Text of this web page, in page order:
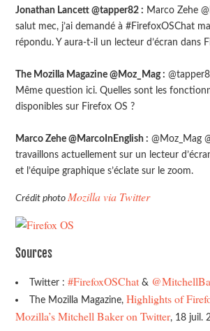
Jonathan Lancett @tapper82 : Marco Zehe
salut mec, j’ai demandé à #FirefoxOSChat
répondu. Y aura-t-il un lecteur d’écran dans
The Mozilla Magazine @Moz_Mag :
Même question ici. Quelles sont les
disponibles sur Firefox OS ?
Marco Zehe @MarcoInEnglish : @Moz_Mag
travaillons actuellement sur un lecteur
et l’équipe graphique s’éclate sur le zoom.
Crédit photoMozilla via Twitter
Sources
Twitter : #FirefoxOSChat&
The Mozilla Magazine, Highlights of
Mozilla’s Mitchell Baker on Twitter, 18 juil.